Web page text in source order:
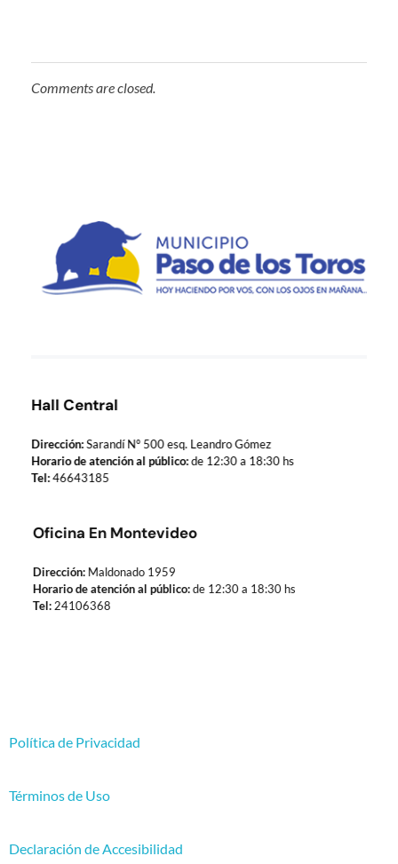
Comments are closed.
Hall Central
Dirección:Sarandí Nº 500 esq. Leandro Gómez
Horario de atención al público:de 12:30 a 18:30 hs
Tel:46643185
Oficina En Montevideo
Dirección:Maldonado 1959
Horario de atención al público:de 12:30 a 18:30 hs
Tel:24106368
Política de Privacidad
Términos de Uso
Declaración de Accesibilidad